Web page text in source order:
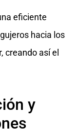
eficiente
hacia los
creando así el
y